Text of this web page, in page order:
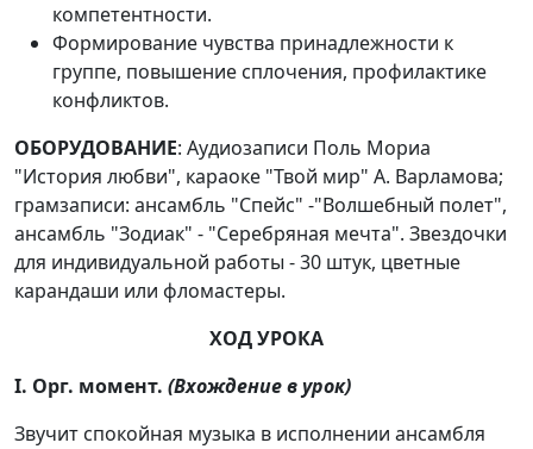
компетентности.
Формирование чувства принадлежности к
группе, повышение сплочения, профилактике
конфликтов.
ОБОРУДОВАНИЕ: Аудиозаписи Поль Мориа
"История любви", караоке "Твой мир" А. Варламова;
грамзаписи: ансамбль "Спейс" -"Волшебный полет",
ансамбль "Зодиак" - "Серебряная мечта". Звездочки
для индивидуальной работы - 30 штук, цветные
карандаши или фломастеры.
ХОД УРОКА
I. Орг. момент. (Вхождение в урок)
Звучит спокойная музыка в исполнении ансамбля